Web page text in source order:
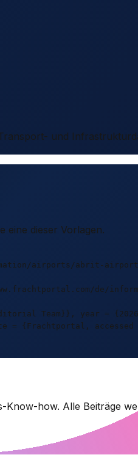
und
eine dieser Vorlagen.
airports/abrit-airport-
de/
Team}}, year =
{Frachtportal, accessed
Know-how. Alle Beiträge